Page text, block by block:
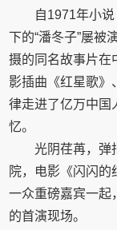
自1971年小
下的“潘冬子”屡被
摄的同名故事片在
影插曲《红星歌》
律走进了亿万中国
忆。
光阴荏苒，弹
院，电影《闪闪
一众重磅嘉宾一起
的首演现场。